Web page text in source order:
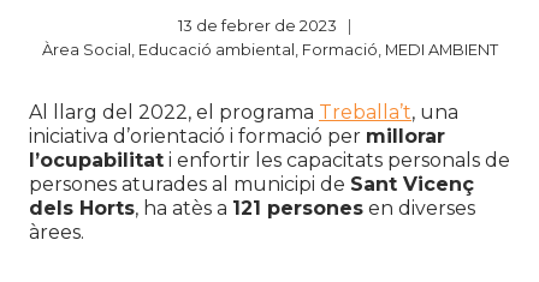
13 de febrer de 2023
Àrea Social , Educació ambiental , Formació, MEDI AMBIENT
Al llarg del 2022, el programa Treballa’t, una
iniciativa d’orientació i formació per millorar
l’ocupabilitat i enfortir les capacitats personals de
persones aturades al municipi de Sant Vicenç
dels Horts, ha atès a 121 persones en diverses
àrees.